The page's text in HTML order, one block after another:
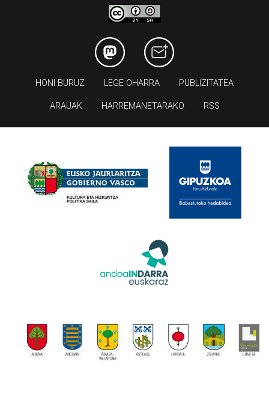
HONI BURUZ LEGE OHARRA PUBLIZITATEA
ARAUAK HARREMANETARAKO RSS